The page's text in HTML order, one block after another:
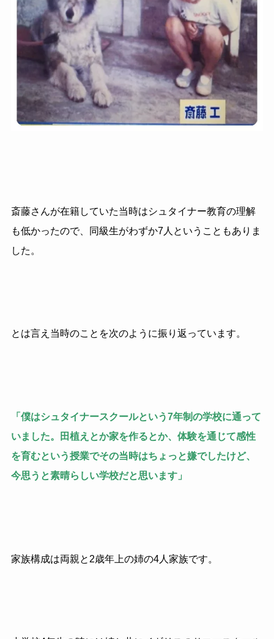
斎藤さんが在籍していた当時はシュタイナー教育の理解
も低かったので、同級生がわずか7人ということもありま
した。
とは言え当時のことを次のように振り返っています。
「僕はシュタイナースクールという7年制の学校に通って
いました。田植えとか家を作るとか、体験を通じて感性
を育むという授業でその当時はちょっと嫌でしたけど、
今思うと素晴らしい学校だと思います」
家族構成は両親と2歳年上の姉の4人家族です。